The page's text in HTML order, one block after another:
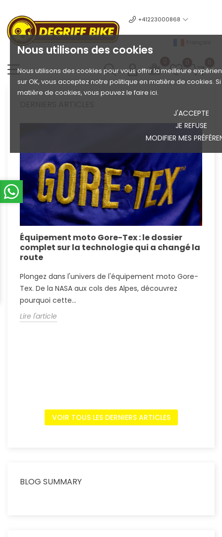
Nous utilisons des cookies
Nous utilisons des cookies pour vous offrir la meilleure
sur OK, vous acceptez notre politique en matière de cookies.
matière de cookies, vous pouvez le faire ici.
J'ACCEPTE
JE REFUSE
MODIFIER MES
+41223000868
Équipement moto Gore-Tex : le dossier
complet sur la technologie qui a changé la
route
Plongez dans l'univers de l'équipement moto Gore-
Tex. De la NASA aux cols des Alpes, découvrez
pourquoi cette...
Lire l'article
VOIR TOUS LES DERNIERS ARTICLES
BLOG SUMMARY